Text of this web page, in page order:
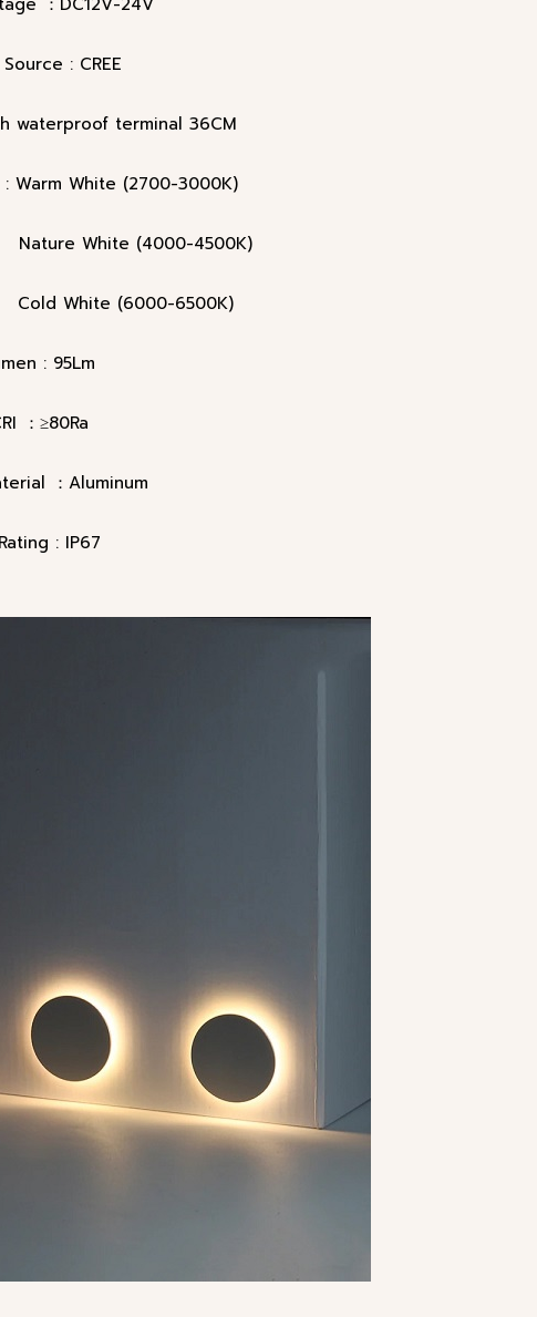
: CREE
waterproof terminal 36CM
Warm White (2700-3000K)
(4000-4500K)
(6000-6500K)
: 95Lm
：≥80Ra
：Aluminum
: IP67